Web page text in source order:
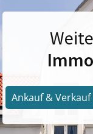
Ankauf & Verkauf